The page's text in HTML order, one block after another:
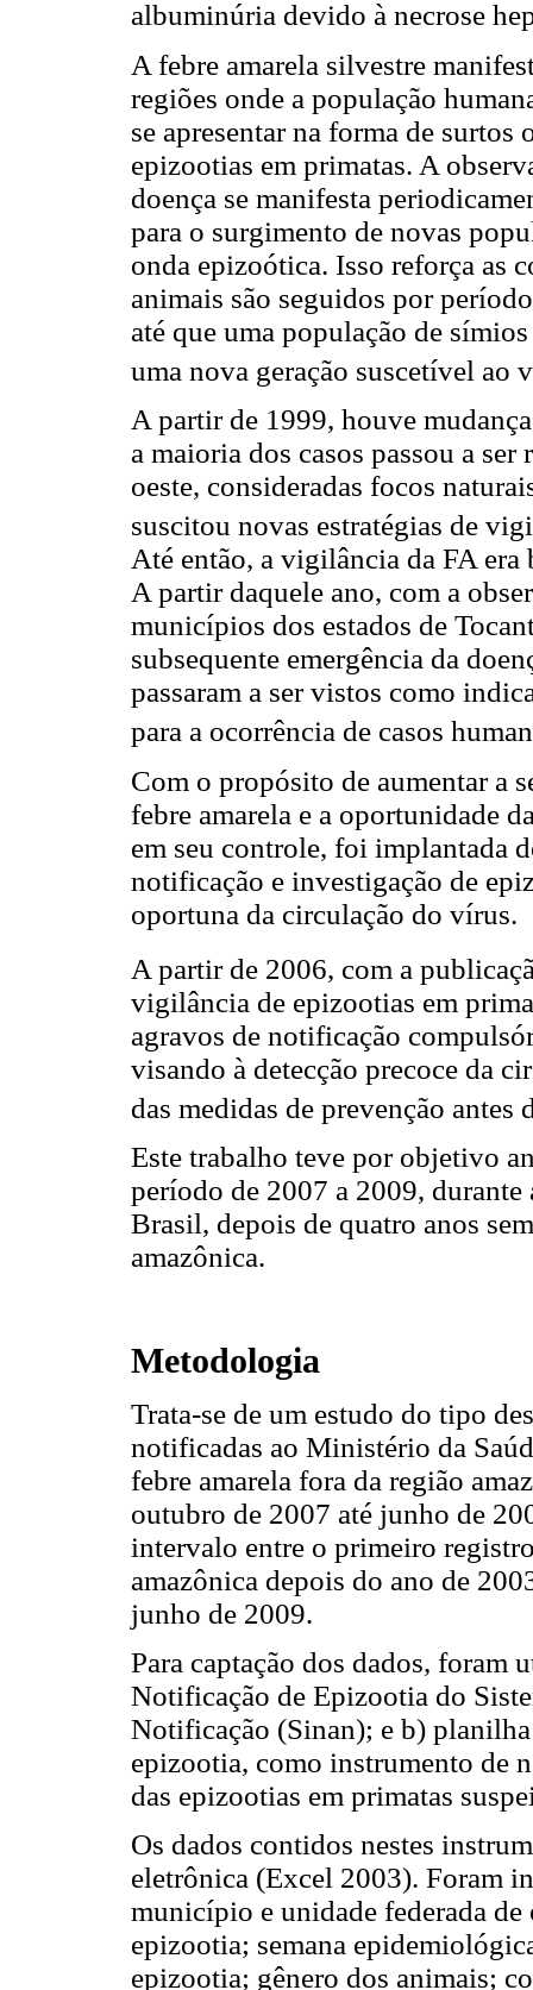
albuminúria devido à necrose
A febre amarela silvestre
regiões onde a população
se apresentar na forma de surtos
epizootias em primatas. A
doença se manifesta
para o surgimento de novas
onda epizoótica. Isso reforça as
animais são seguidos por
até que uma população de
uma nova geração suscetível ao
A partir de 1999, houve
a maioria dos casos passou a
oeste, consideradas focos
suscitou novas estratégias de
Até então, a vigilância da FA era
A partir daquele ano, com a
municípios dos estados de
subsequente emergência da
passaram a ser vistos como
para a ocorrência de casos
Com o propósito de aumentar a
febre amarela e a oportunidade
em seu controle, foi implantada
notificação e investigação de
oportuna da circulação do vírus.
A partir de 2006, com a
vigilância de epizootias em
agravos de notificação
visando à detecção precoce da
das medidas de prevenção antes
Este trabalho teve por objetivo
período de 2007 a 2009, durante
Brasil, depois de quatro anos
amazônica.
Metodologia
Trata-se de um estudo do tipo
notificadas ao Ministério da
febre amarela fora da região
outubro de 2007 até junho de
intervalo entre o primeiro
amazônica depois do ano de
junho de 2009.
Para captação dos dados, foram
Notificação de Epizootia do
Notificação (Sinan); e b)
epizootia, como instrumento de
das epizootias em primatas
Os dados contidos nestes
eletrônica (Excel 2003). Foram
município e unidade federada
epizootia; semana
epizootia; gênero dos animais;